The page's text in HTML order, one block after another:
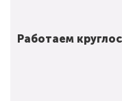
Работаем